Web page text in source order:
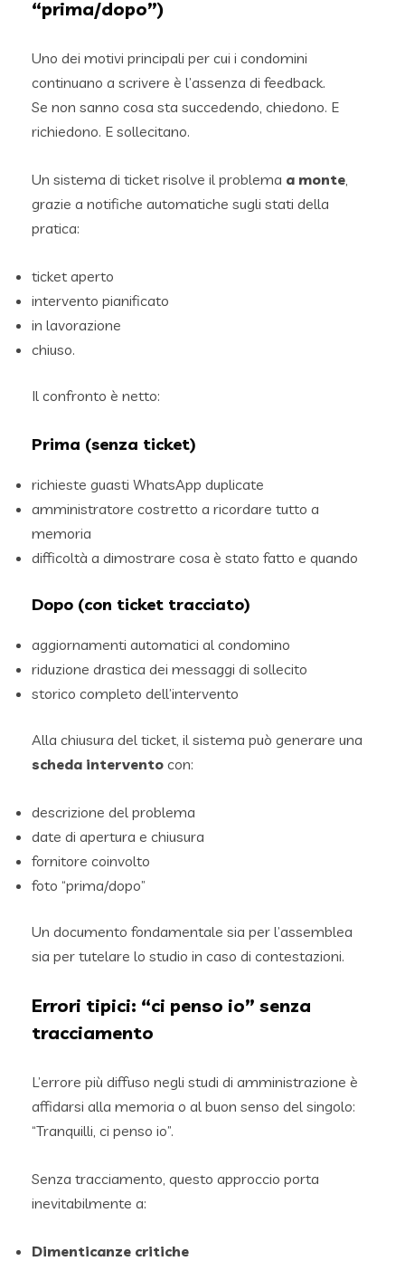
“prima/dopo”)
Uno dei motivi principali per cui i condomini
continuano a scrivere è l’assenza di feedback.
Se non sanno cosa sta succedendo, chiedono. E
richiedono. E sollecitano.
Un sistema di ticket risolve il problema a monte
grazie a notifiche automatiche sugli stati della
pratica:
ticket aperto
intervento pianificato
in lavorazione
chiuso.
Il confronto è netto:
Prima (senza ticket)
richieste guasti WhatsApp duplicate
amministratore costretto a ricordare tutto a
memoria
difficoltà a dimostrare cosa è stato fatto e quando
Dopo (con ticket tracciato)
aggiornamenti automatici al condomino
riduzione drastica dei messaggi di sollecito
storico completo dell’intervento
Alla chiusura del ticket, il sistema può generare una
scheda intervento con:
descrizione del problema
date di apertura e chiusura
fornitore coinvolto
foto “prima/dopo”
Un documento fondamentale sia per l’assemblea
sia per tutelare lo studio in caso di contestazioni.
Errori tipici: “ci penso io” senza
tracciamento
L’errore più diffuso negli studi di amministrazione è
affidarsi alla memoria o al buon senso del singolo:
“Tranquilli, ci penso io”.
Senza tracciamento, questo approccio porta
inevitabilmente a:
Dimenticanze critiche